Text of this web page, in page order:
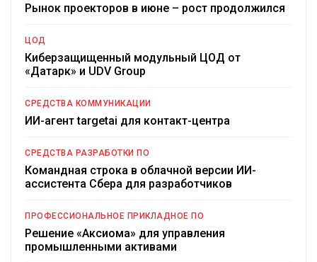
Рынок проекторов в июне – рост продолжился
ЦОД
Киберзащищенный модульный ЦОД от
«Датарк» и UDV Group
СРЕДСТВА КОММУНИКАЦИИ
ИИ-агент targetai для контакт-центра
СРЕДСТВА РАЗРАБОТКИ ПО
Командная строка в облачной версии ИИ-
ассистента Сбера для разработчиков
ПРОФЕССИОНАЛЬНОЕ ПРИКЛАДНОЕ ПО
Решение «Аксиома» для управления
промышленными активами